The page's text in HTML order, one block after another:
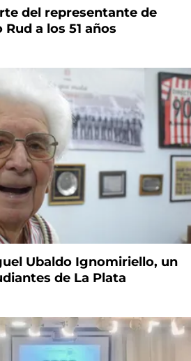
del representante de
a los 51 años
Ubaldo Ignomiriello, un
de La Plata